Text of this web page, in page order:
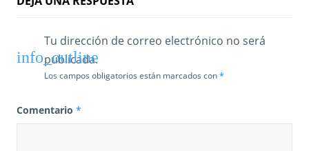
a
Tu dirección de correo electrónico no será
publicada.
Los campos obligatorios están marcados con*
Comentario *